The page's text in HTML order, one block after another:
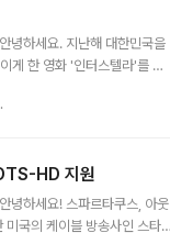
녕하세요. 지난해 대한민국을
게 한 영화 '인터스텔라'를 기
유의 실감 나는 영상미와 철
. 영화 인터스텔라가 DTS의
. ▲ 영화 인터스텔라 포스터
드폰:X 로 만나는 인터스텔라
HD 지원
녕하세요! 스파르타쿠스, 아웃
미국의 케이블 방송사인 스타